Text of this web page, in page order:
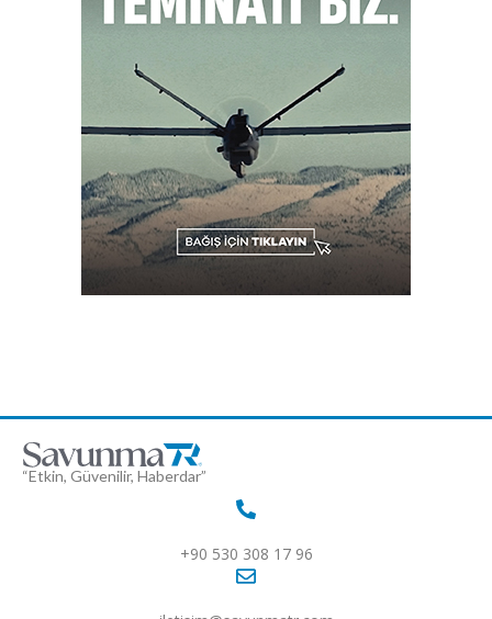
“Etkin, Güvenilir, Haberdar”
+90 530 308 17 96